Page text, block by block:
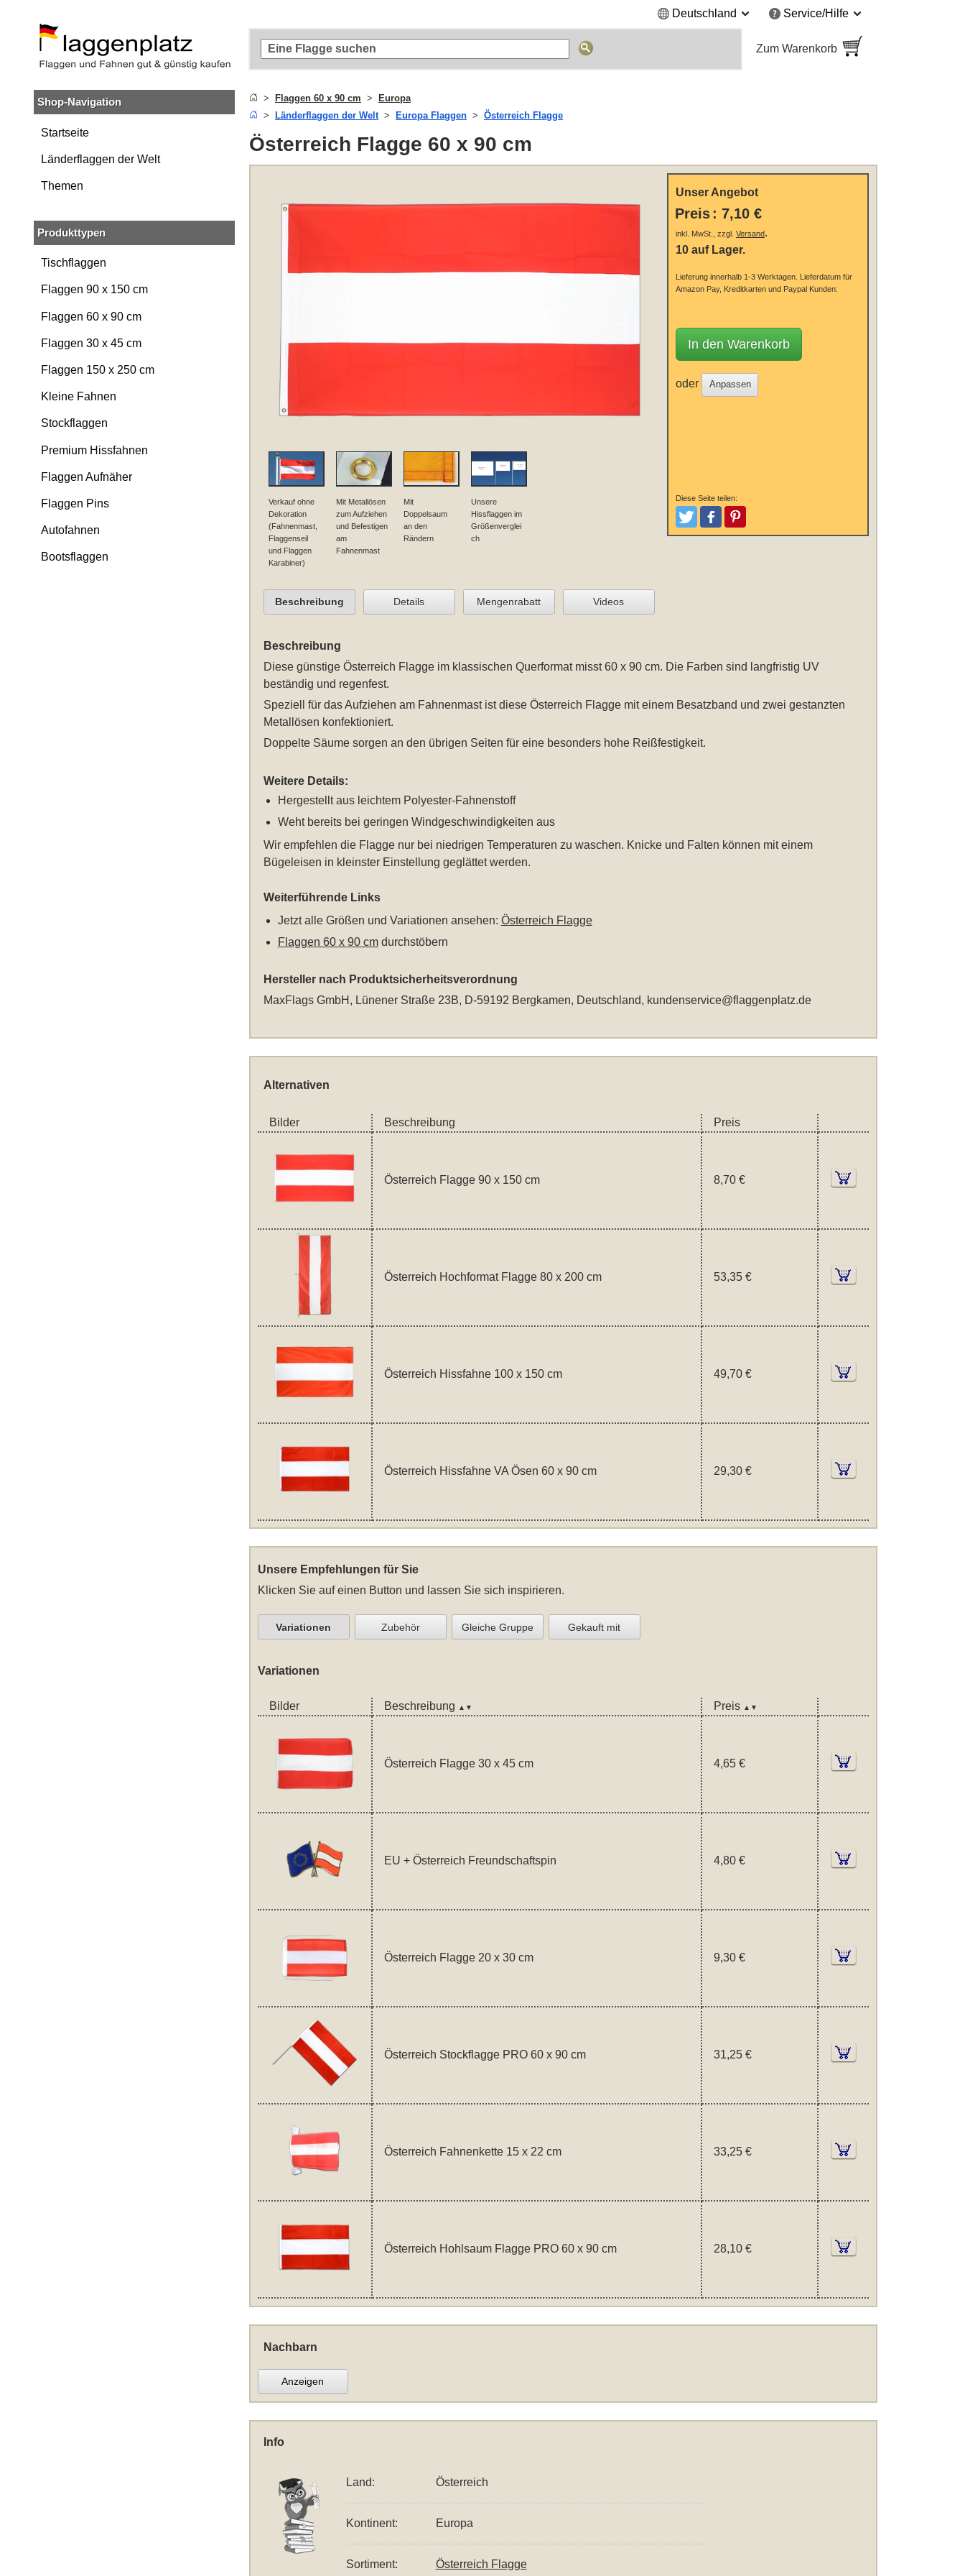
Hauptinhalt
springen
Suche
Zur
Navigation
springen
Deutschland Service/Hilfe
Zum Warenkorb
Shop-Navigation
Startseite
Länderflaggen der Welt
Themen
Produkttypen
Tischflaggen
Flaggen 90 x 150 cm
Flaggen 60 x 90 cm
Flaggen 30 x 45 cm
Flaggen 150 x 250 cm
Kleine Fahnen
Stockflaggen
Premium Hissfahnen
Flaggen Aufnäher
Flaggen Pins
Autofahnen
Bootsflaggen
Flaggen 60 x 90 cm
Europa
Länderflaggen der Welt
Europa Flaggen Österreich Flagge
Österreich Flagge 60 x 90 cm
Verkauf ohne
Dekoration
(Fahnenmast,
Flaggenseil
und Flaggen
Karabiner)
Mit Metallösen
zum Aufziehen
und Befestigen
am
Fahnenmast
Mit
Doppelsaum
an den
Rändern
Unsere
Hissflaggen im
Größenverglei
ch
Unser Angebot
Preis : 7,10 €
inkl. MwSt., zzgl. Versand.
10 auf Lager.
Lieferung innerhalb 1-3 Werktagen.
Lieferdatum für
Amazon Pay, Kreditkarten und Paypal Kunden:
In den Warenkorb
oder Anpassen
Diese Seite teilen:
TweetenPostenPinterest
Beschreibung Details Mengenrabatt Videos
Beschreibung
Diese günstige Österreich Flagge im klassischen Querformat misst 60 x 90 cm. Die Farben sind langfristig UV
beständig und regenfest.
Speziell für das Aufziehen am Fahnenmast ist diese Österreich Flagge mit einem Besatzband und zwei gestanzten
Metallösen konfektioniert.
Doppelte Säume sorgen an den übrigen Seiten für eine besonders hohe Reißfestigkeit.
Weitere Details:
Hergestellt aus leichtem Polyester-Fahnenstoff
Weht bereits bei geringen Windgeschwindigkeiten aus
Wir empfehlen die Flagge nur bei niedrigen Temperaturen zu waschen. Knicke und Falten können mit einem
Bügeleisen in kleinster Einstellung geglättet werden.
Weiterführende Links
Jetzt alle Größen und Variationen ansehen: Österreich Flagge
Flaggen 60 x 90 cmdurchstöbern
Hersteller nach Produktsicherheitsverordnung
MaxFlags GmbH, Lünener Straße 23B, D-59192 Bergkamen, Deutschland, kundenservice@flaggenplatz.de
Alternativen
Bilder Beschreibung Preis
Österreich Flagge 90 x 150 cm 8,70 €
Österreich Hochformat Flagge 80 x 200 cm 53,35 €
Österreich Hissfahne 100 x 150 cm 49,70 €
Österreich Hissfahne VA Ösen 60 x 90 cm 29,30 €
Unsere Empfehlungen für Sie
Klicken Sie auf einen Button und lassen Sie sich inspirieren.
Variationen Zubehör Gleiche Gruppe Gekauft mit
Variationen
Bilder Beschreibung ▲▼ Preis ▲▼
Österreich Flagge 30 x 45 cm 4,65 €
EU + Österreich Freundschaftspin 4,80 €
Österreich Flagge 20 x 30 cm 9,30 €
Österreich Stockflagge PRO 60 x 90 cm 31,25 €
Österreich Fahnenkette 15 x 22 cm 33,25 €
Österreich Hohlsaum Flagge PRO 60 x 90 cm 28,10 €
Nachbarn
Anzeigen
Info
Land: Österreich
Kontinent: Europa
Sortiment: Österreich Flagge